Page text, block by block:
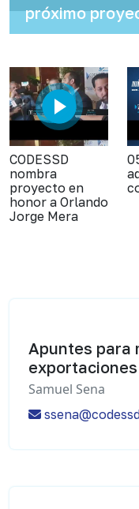
próximo
CODESSD
nombra
proyecto en
honor a Orlando
Jorge Mera
Apuntes para
exportaciones
Samuel Sena